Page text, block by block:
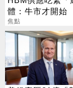
體：牛市才開始
焦點